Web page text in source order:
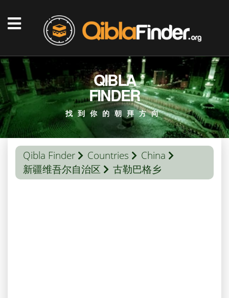
QIBLA
FINDER
找到你的朝拜方向
Qibla Finder Countries
China
新疆维吾尔自治区
古勒巴格乡